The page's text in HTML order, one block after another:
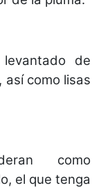
de
como lisas
como
el que tenga